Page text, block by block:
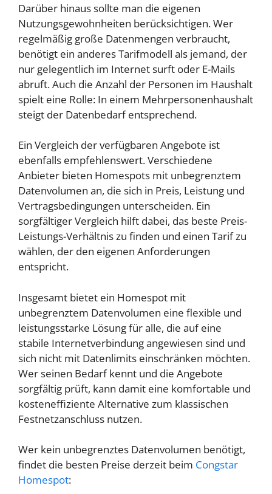
Darüber hinaus sollte man die eigenen
Nutzungsgewohnheiten berücksichtigen. Wer
regelmäßig große Datenmengen verbraucht,
benötigt ein anderes Tarifmodell als jemand, der
nur gelegentlich im Internet surft oder E-Mails
abruft. Auch die Anzahl der Personen im Haushalt
spielt eine Rolle: In einem Mehrpersonenhaushalt
steigt der Datenbedarf entsprechend.
Ein Vergleich der verfügbaren Angebote ist
ebenfalls empfehlenswert. Verschiedene
Anbieter bieten Homespots mit unbegrenztem
Datenvolumen an, die sich in Preis, Leistung und
Vertragsbedingungen unterscheiden. Ein
sorgfältiger Vergleich hilft dabei, das beste Preis-
Leistungs-Verhältnis zu finden und einen Tarif zu
wählen, der den eigenen Anforderungen
entspricht.
Insgesamt bietet ein Homespot mit
unbegrenztem Datenvolumen eine flexible und
leistungsstarke Lösung für alle, die auf eine
stabile Internetverbindung angewiesen sind und
sich nicht mit Datenlimits einschränken möchten.
Wer seinen Bedarf kennt und die Angebote
sorgfältig prüft, kann damit eine komfortable und
kosteneffiziente Alternative zum klassischen
Festnetzanschluss nutzen.
Wer kein unbegrenztes Datenvolumen benötigt,
findet die besten Preise derzeit beim Congstar
Homespot: